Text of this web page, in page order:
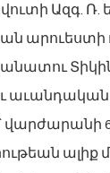
Ազգ.
արուեստի
Տիկին
աւանդական
ալիք